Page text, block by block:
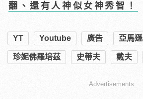
翻、還有人神似女神秀智！
YT Youtube 廣告 亞馬遜
珍妮佛羅培茲 史蒂夫 戴夫
Advertisements